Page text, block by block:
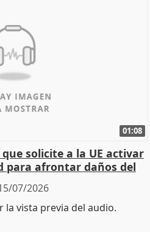
01:08
solicite a la UE activar
para afrontar daños del
07/2026